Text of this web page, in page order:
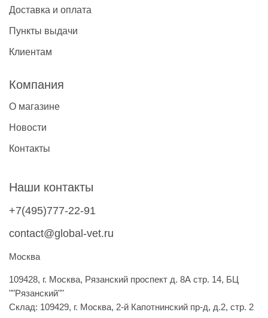
Доставка и оплата
Пункты выдачи
Клиентам
Компания
О магазине
Новости
Контакты
Наши контакты
+7(495)777-22-91
contact@global-vet.ru
Москва
109428, г. Москва, Рязанский проспект д. 8А стр. 14, БЦ
""Рязанский""
Склад: 109429, г. Москва, 2-й Капотнинский пр-д, д.2, стр. 2